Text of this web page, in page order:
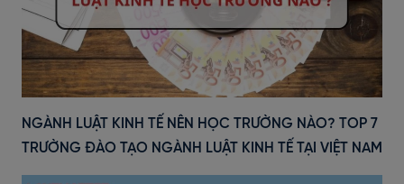
NGÀNH LUẬT KINH TẾ NÊN HỌC TRƯỜNG NÀO? TOP 7
TRƯỜNG ĐÀO TẠO NGÀNH LUẬT KINH TẾ TẠI VIỆT NAM